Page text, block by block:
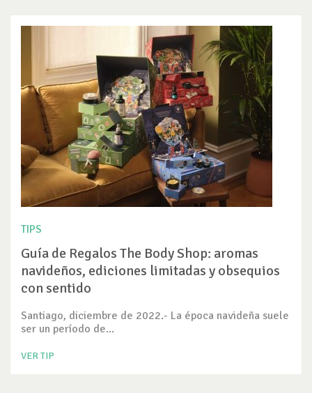
TIPS
Guía de Regalos The Body Shop: aromas
navideños, ediciones limitadas y obsequios
con sentido
Santiago, diciembre de 2022.- La época navideña suele
ser un período de...
VER TIP